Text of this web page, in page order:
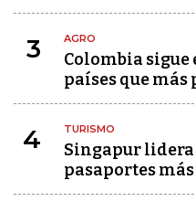
3 AGRO
Colombia sigue
países que más
4 TURISMO
Singapur
pasaportes